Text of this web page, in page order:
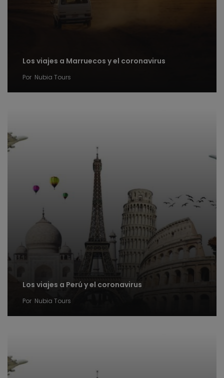
Los viajes a Marruecos y el coronavirus
Por Nubia Tours
Los viajes a Perú y el coronavirus
Por Nubia Tours